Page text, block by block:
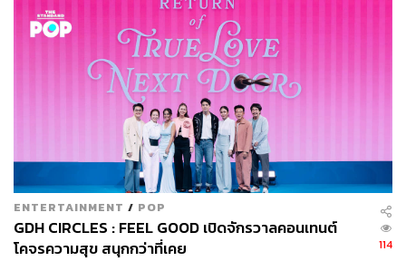
สามารถรับชมตัวอย่างภาพยนตร์ได้ทาง
ENTERTAINMENT / POP
GDH CIRCLES : FEEL GOOD เปิดจักรวาลคอนเทนต์
โคจรความสุข สนุกกว่าที่เคย
114